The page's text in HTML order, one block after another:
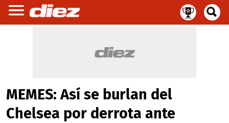
MEMES: Así se burlan del
Chelsea por derrota ante